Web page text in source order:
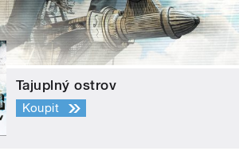
Tajuplný ostrov
Koupit